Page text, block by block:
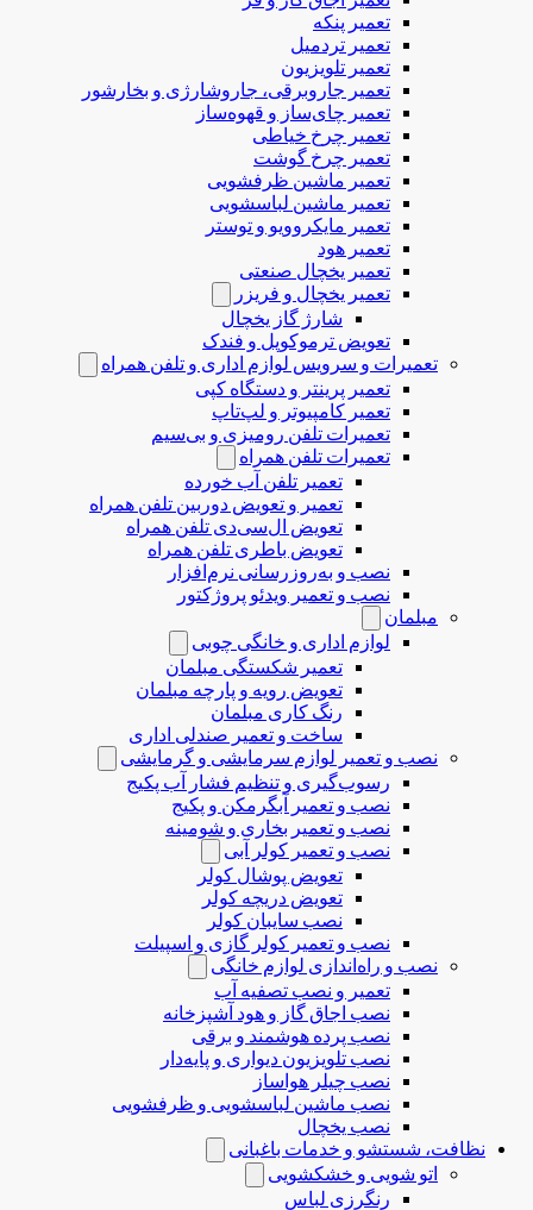
تعمیر پنکه
تعمیر تردمیل
تعمیر تلویزیون
تعمیر جاروبرقی، جاروشارژی و بخارشور
تعمیر چای‌ساز و قهوه‌ساز
تعمیر چرخ خیاطی
تعمیر چرخ گوشت
تعمیر ماشین ظرفشویی
تعمیر ماشین لباسشویی
تعمیر مایکروویو و توستر
تعمیر هود
تعمیر یخچال صنعتی
تعمیر یخچال و فریزر
شارژ گاز یخچال
تعویض ترموکوپل و فندک
تعمیرات و سرویس لوازم اداری و تلفن همراه
تعمیر پرینتر و دستگاه کپی
تعمیر کامپیوتر و لپ‌تاپ
تعمیرات تلفن رومیزی و بی‌سیم
تعمیرات تلفن همراه
تعمیر تلفن آب خورده
تعمیر و تعویض دوربین تلفن همراه
تعویض ال‌سی‌دی تلفن همراه
تعویض باطری تلفن همراه
نصب و به‌روزرسانی نرم‌افزار
نصب و تعمیر ویدئو پروژکتور
مبلمان
لوازم اداری و خانگی چوبی
تعمیر شکستگی مبلمان
تعویض رویه و پارچه مبلمان
رنگ کاری مبلمان
ساخت و تعمیر صندلی اداری
نصب و تعمیر لوازم سرمایشی و گرمایشی
رسوب‌گیری و تنظیم فشار آب پکیج
نصب و تعمیر آبگرمکن و پکیج
نصب و تعمیر بخاری و شومینه
نصب و تعمیر کولر آبی
تعویض پوشال کولر
تعویض دریچه کولر
نصب سایبان کولر
نصب و تعمیر کولر گازی و اسپیلت
نصب و راه‌اندازی لوازم خانگی
تعمیر و نصب تصفیه آب
نصب اجاق گاز و هود آشپزخانه
نصب پرده هوشمند و برقی
نصب تلویزیون دیواری و پایه‌دار
نصب چیلر هواساز
نصب ماشین لباسشویی و ظرفشویی
نصب یخچال
نظافت، شستشو و خدمات باغبانی
اتو شویی و خشکشویی
رنگرزی لباس